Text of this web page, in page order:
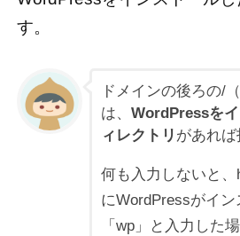
す。
ドメインの後ろの/
は、WordPressを
ィレクトリ があれば
何も入力しないと
にWordPressがイン
「wp」と入力した場